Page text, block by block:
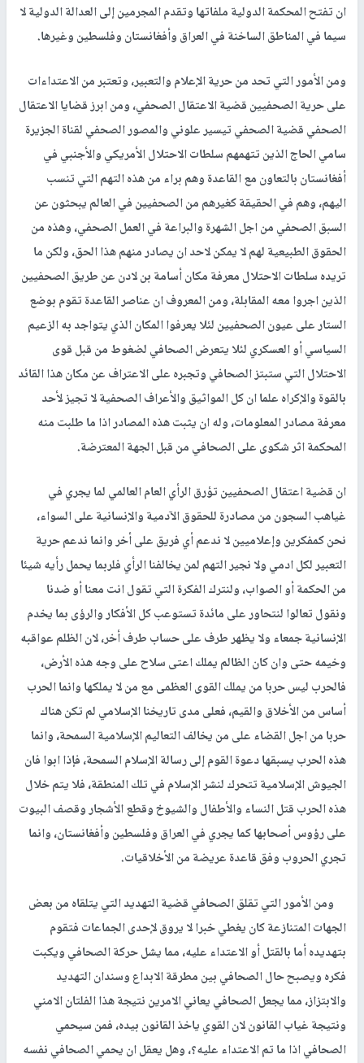
ان تفتح المحكمة الدولية ملفاتها وتقدم المجرمين إلى العدالة الدولية لا
سيما في المناطق الساخنة في العراق وأفغانستان وفلسطين وغيرها.
ومن الأمور التي تحد من حرية الإعلام والتعبير، وتعتبر من الاعتداءات
على حرية الصحفيين قضية الاعتقال الصحفي، ومن ابرز قضايا الاعتقال
الصحفي قضية الصحفي تيسير علوني والمصور الصحفي لقناة الجزيرة
سامي الحاج الذين تتهمهم سلطات الاحتلال الأمريكي والأجنبي في
أفغانستان بالتعاون مع القاعدة وهم براء من هذه التهم التي تنسب
اليهم، وهم في الحقيقة كغيرهم من الصحفيين في العالم يبحثون عن
السبق الصحفي من اجل الشهرة والبراعة في العمل الصحفي، وهذه من
الحقوق الطبيعية لهم لا يمكن لاحد ان يصادر منهم هذا الحق، ولكن ما
تريده سلطات الاحتلال معرفة مكان أسامة بن لادن عن طريق الصحفيين
الذين اجروا معه المقابلة، ومن المعروف ان عناصر القاعدة تقوم بوضع
الستار على عيون الصحفيين لئلا يعرفوا المكان الذي يتواجد به الزعيم
السياسي أو العسكري لئلا يتعرض الصحافي لضغوط من قبل قوى
الاحتلال التي ستبتز الصحافي وتجبره على الاعتراف عن مكان هذا القائد
بالقوة والإكراه علما ان كل المواثيق والأعراف الصحفية لا تجيز لأحد
معرفة مصادر المعلومات، وله ان يثبت هذه المصادر اذا ما طلبت منه
المحكمة اثر شكوى على الصحافي من قبل الجهة المعترضة.
ان قضية اعتقال الصحفيين تؤرق الرأي العام العالمي لما يجري في
غياهب السجون من مصادرة للحقوق الآدمية والإنسانية على السواء،
نحن كمفكرين وإعلاميين لا ندعم أي فريق على أخر وانما ندعم حرية
التعبير لكل ادمي ولا نجير التهم لمن يخالفنا الرأي فلربما يحمل رأيه شيئا
من الحكمة أو الصواب، ولنترك الفكرة التي تقول انت معنا أو ضدنا
ونقول تعالوا لنتحاور على مائدة تستوعب كل الأفكار والرؤى بما يخدم
الإنسانية جمعاء ولا يظهر طرف على حساب طرف أخر، لان الظلم عواقبه
وخيمه حتى وان كان الظالم يملك اعتى سلاح على وجه هذه الأرض،
فالحرب ليس حربا من يملك القوى العظمى مع من لا يملكها وانما الحرب
أساس من الأخلاق والقيم، فعلى مدى تاريخنا الإسلامي لم تكن هناك
حربا من اجل القضاء على من يخالف التعاليم الإسلامية السمحة، وانما
هذه الحرب يسبقها دعوة القوم إلى رسالة الإسلام السمحة، فإذا ابوا فان
الجيوش الإسلامية تتحرك لنشر الإسلام في تلك المنطقة، فلا يتم خلال
هذه الحرب قتل النساء والأطفال والشيوخ وقطع الأشجار وقصف البيوت
على رؤوس أصحابها كما يجري في العراق وفلسطين وأفغانستان، وانما
تجري الحروب وفق قاعدة عريضة من الأخلاقيات.
ومن الأمور التي تقلق الصحافي قضية التهديد التي يتلقاه من بعض
الجهات المتنازعة كان يغطي خبرا لا يروق لإحدى الجماعات فتقوم
بتهديده أما بالقتل أو الاعتداء عليه، مما يشل حركة الصحافي ويكبت
فكره ويصبح حال الصحافي بين مطرقة الابداع وسندان التهديد
والابتزاز، مما يجعل الصحافي يعاني الامرين نتيجة هذا الفلتان الامني
ونتيجة غياب القانون لان القوي ياخذ القانون بيده، فمن سيحمي
الصحافي اذا ما تم الاعتداء عليه؟، وهل يعقل ان يحمي الصحافي نفسه